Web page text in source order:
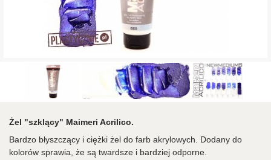
Żel "szklący" Maimeri Acrilico.
Bardzo błyszczący i ciężki żel do farb akrylowych. Dodany do
kolorów sprawia, że ​​są twardsze i bardziej odporne.